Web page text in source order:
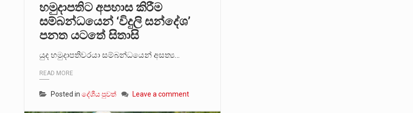
හමුදාපතිට අපහාස කිරීම
සම්බන්ධයෙන් ‘විදුලි සන්දේශ’
පනත යටතේ සිතාසි
යුද හමුදාපතිවරයා සම්බන්ධයෙන් අසත්‍ය…
READ MORE
Posted in දේශීය පුවත් Leave a comment